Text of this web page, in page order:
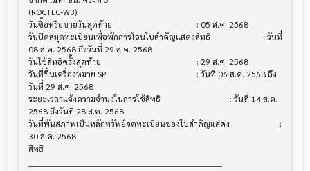
(ROCTEC-W3)
วันซื้อหรือขายวันสุดท้าย                   			 : 05 ส.ค. 2568
วันปิดสมุดทะเบียนเพื่อพักการโอนใบสำคัญแสดงสิทธิ 			 : วันที่
08 ส.ค. 2568 ถึงวันที่ 29 ส.ค. 2568
วันใช้สิทธิครั้งสุดท้าย                     			 : 29 ส.ค. 2568
วันที่ขึ้นเครื่องหมาย SP                    			 : วันที่ 06 ส.ค. 2568 ถึง
วันที่ 29 ส.ค. 2568
ระยะเวลาแจ้งความจำนงในการใช้สิทธิ         			 : วันที่ 14 ส.ค.
2568 ถึงวันที่ 28 ส.ค. 2568
วันที่พ้นสภาพเป็นหลักทรัพย์จดทะเบียนของใบสำคัญแสดง			 :
30 ส.ค. 2568
สิทธิ